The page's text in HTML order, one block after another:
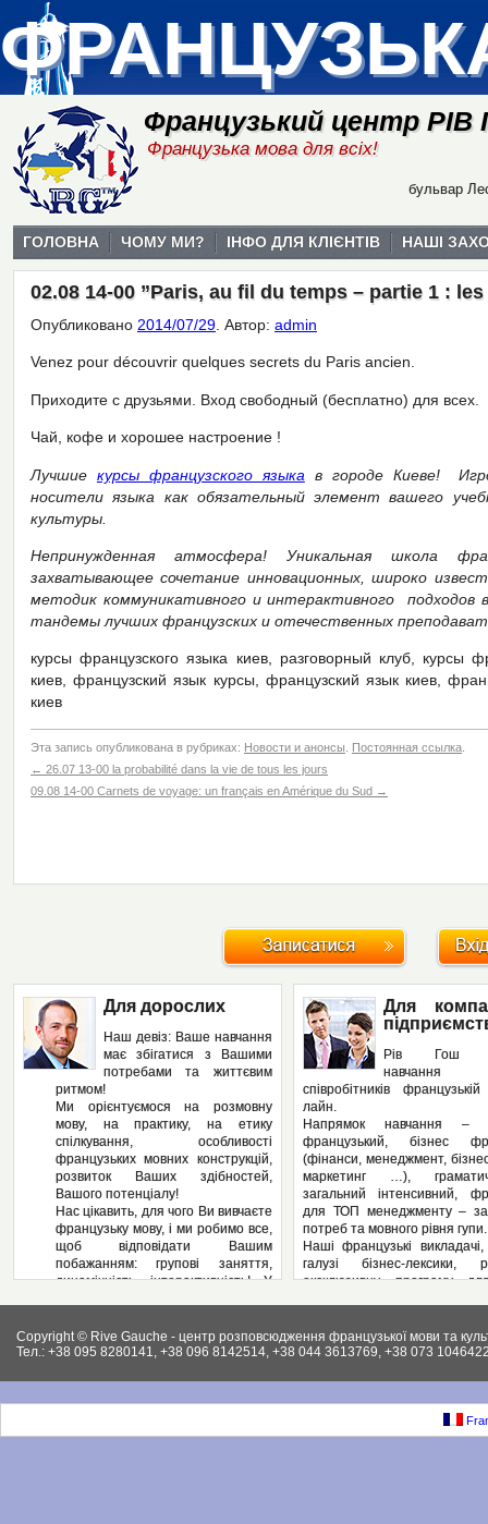
Французький центр
Французька мова для всіх!
бульвар
ГОЛОВНА ЧОМУ МИ? ІНФО ДЛЯ КЛІЄНТІВ НАШІ
02.08 14-00 ”Paris, au fil du temps – partie 1 :
Опубликовано 2014/07/29 Автор: admin
Venez pour découvrir quelques secrets du Paris ancien.
Приходите с друзьями. Вход свободный (бесплатно) для всех.
Чай, кофе и хорошее настроение !
Лучшие курсы французского языка в городе Киеве!
носители языка как обязательный элемент вашего
культуры.
Непринужденная атмосфера! Уникальная школа
захватывающее сочетание инновационных, широко
методик коммуникативного и интерактивного подходов
тандемы лучших французских и отечественных
курсы французского языка киев, разговорный клуб, курсы
киев, французский язык курсы, французский язык киев,
киев
Эта запись опубликована в рубриках: Новости и анонсы Постоянная ссылка
← 26.07 13-00 la probabilité dans la vie de tous les jours
09.08 14-00 Carnets de voyage: un français en Amérique du Sud →
Для дорослих
Наш девіз: Ваше навчання
має збігатися з Вашими
потребами та життєвим
ритмом!
Ми орієнтуємося на розмовну
мову, на практику, на етику
спілкування, особливості
французьких мовних конструкцій,
розвиток Ваших здібностей,
Вашого потенціалу!
Нас цікавить, для чого Ви вивчаєте
французьку мову, і ми робимо все,
щоб відповідати Вашим
побажанням: групові заняття,
динамічність, інтерактивність! У
педагогічного процесу! І як
результат – вільне володіння
працюємо на результат, а не на
кількість пройдених сторінок у
Крім того, Рів Гош пропонує
Для
Рів Гош
навчання
співробітників
лайн.
Напрямок навчання –
французький, бізнес
(фінанси, менеджмент,
маркетинг …),
загальний інтенсивний,
для ТОП менеджменту –
потреб та мовного рівня гупи.
Наші французькі
галузі бізнес-лексики,
ексклюзивну програму
Вашому підприємстві:
контрактів, укладання
документації, ведення
конференцій, маркетинг,
як і елементи права
господарське та інших.).
Copyright © Rive Gauche - центр розповсюдження французької мови та
Тел.: +38 095 8280141, +38 096 8142514, +38 044 3613769, +38 073